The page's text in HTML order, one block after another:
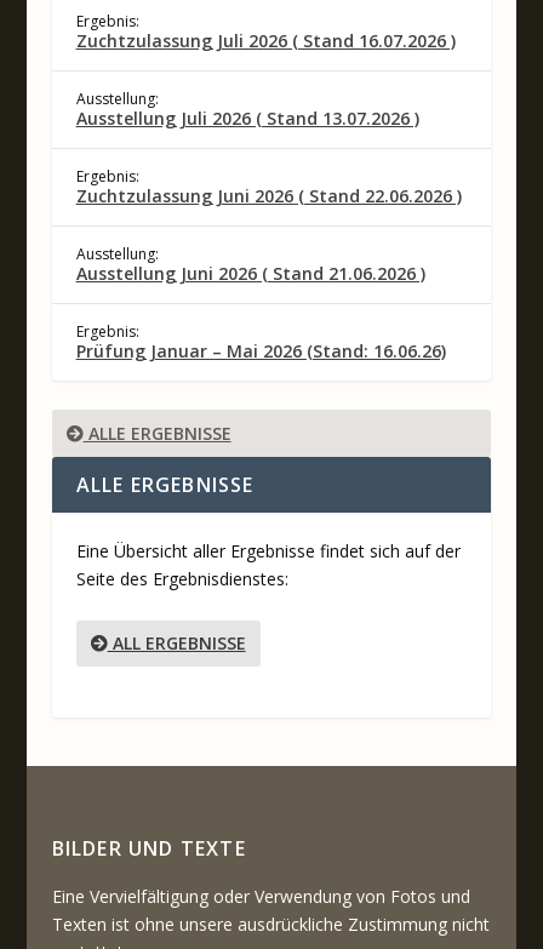
Ergebnis:
Zuchtzulassung Juli 2026 ( Stand 16.07.2026 )
Ausstellung:
Ausstellung Juli 2026 ( Stand 13.07.2026 )
Ergebnis:
Zuchtzulassung Juni 2026 ( Stand 22.06.2026 )
Ausstellung:
Ausstellung Juni 2026 ( Stand 21.06.2026 )
Ergebnis:
Prüfung Januar – Mai 2026 (Stand: 16.06.26)
ALLE ERGEBNISSE
ALLE ERGEBNISSE
Eine Übersicht aller Ergebnisse findet sich auf der
Seite des Ergebnisdienstes:
ALL ERGEBNISSE
BILDER UND TEXTE
Eine Vervielfältigung oder Verwendung von Fotos und
Texten ist ohne unsere ausdrückliche Zustimmung nicht